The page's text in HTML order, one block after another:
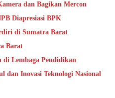
dan Bagikan Mercon
Diapresiasi BPK
di Sumatra Barat
Barat
di Lembaga Pendidikan
dan Inovasi Teknologi Nasional